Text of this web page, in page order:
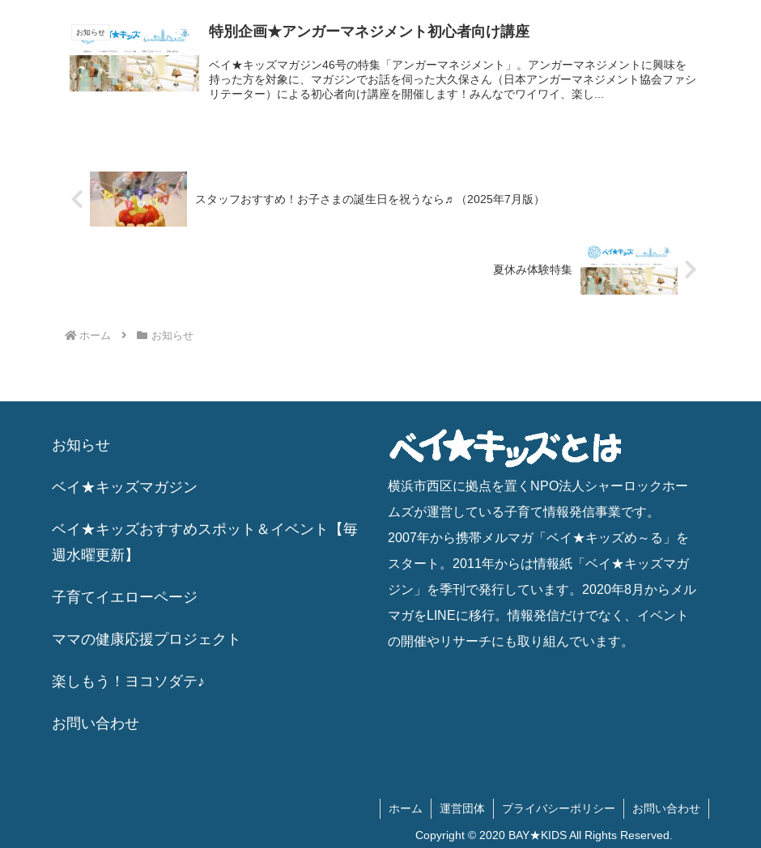
お知らせ 特別企画★アンガーマネジメント初心者向け講座
ベイ★キッズマガジン46号の特集「アンガーマネジメント」。アンガーマネジメントに興味を
持った方を対象に、マガジンでお話を伺った大久保さん（日本アンガーマネジメント協会ファシ
リテーター）による初心者向け講座を開催します！みんなでワイワイ、楽し...
スタッフおすすめ！お子さまの誕生日を祝うなら♬（2025年7月版）
夏休み体験特集
ホーム お知らせ
お知らせ
ベイ★キッズマガジン
ベイ★キッズおすすめスポット＆イベント【毎
週水曜更新】
子育てイエローページ
ママの健康応援プロジェクト
楽しもう！ヨコソダテ♪
お問い合わせ
横浜市西区に拠点を置くNPO法人シャーロックホー
ムズが運営している子育て情報発信事業です。
2007年から携帯メルマガ「ベイ★キッズめ～る」を
スタート。2011年からは情報紙「ベイ★キッズマガ
ジン」を季刊で発行しています。2020年8月からメル
マガをLINEに移行。情報発信だけでなく、イベント
の開催やリサーチにも取り組んでいます。
ホーム 運営団体 プライバシーポリシー お問い合わせ
Copyright © 2020 BAY★KIDS All Rights Reserved.